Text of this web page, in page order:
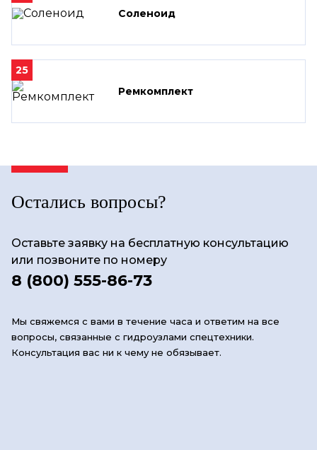
Соленоид
25
Ремкомплект
Остались вопросы?
Оставьте заявку на бесплатную консультацию
или позвоните по номеру
8 (800) 555-86-73
Мы свяжемся с вами в течение часа и ответим на все
вопросы, связанные с гидроузлами спецтехники.
Консультация вас ни к чему не обязывает.